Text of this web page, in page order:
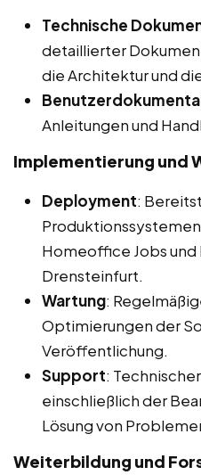
Technische
detaillierter
die Architektur und
Anleitungen und
Implementierung und
Deployment:
Homeoffice Jobs und
Drensteinfurt.
Wartung:
Optimierungen der
Veröffentlichung.
Support:
einschließlich der
Lösung von
Weiterbildung und